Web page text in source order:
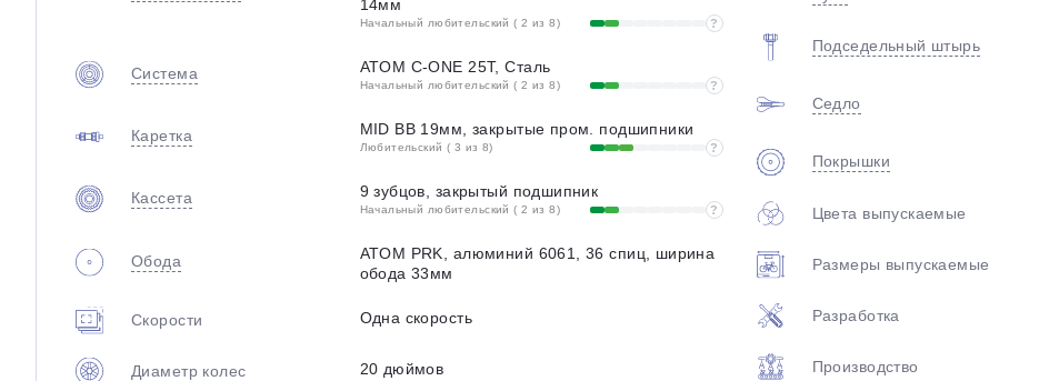
14мм
Начальный любительский ( 2 из 8) ?
Система ATOM C-ONE 25T, Сталь
Начальный любительский ( 2 из 8) ?
Каретка MID BB 19мм, закрытые пром. подшипники
Любительский ( 3 из 8) ?
Кассета 9 зубцов, закрытый подшипник
Начальный любительский ( 2 из 8) ?
Обода
ATOM PRK, алюминий 6061, 36 спиц, ширина
обода 33мм
Скорости Одна скорость
Диаметр колес 20 дюймов
Подседельный штырь
Седло
Покрышки
Цвета выпускаемые
Размеры выпускаемые
Разработка
Производство